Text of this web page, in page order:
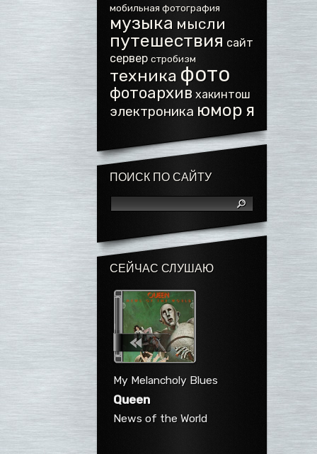
мобильная фотография
музыка мысли
путешествия сайт
сервер стробизм
техника фото
фотоархив хакинтош
электроника юмор я
ПОИСК ПО САЙТУ
СЕЙЧАС СЛУШАЮ
My Melancholy Blues
Queen
News of the World